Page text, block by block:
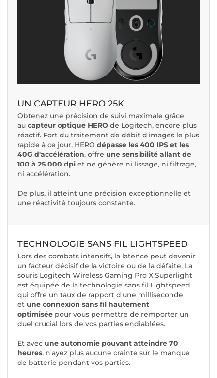
UN CAPTEUR HERO 25K
Obtenez une précision de suivi maximale grâce
au capteur optique HERO de Logitech, encore plus
réactif. Fort du traitement de débit d'images le plus
rapide à ce jour, HERO dépasse les 400 IPS et les
40G d'accélération, offre une sensibilité allant de
100 à 25 000 dpi et ne génère ni lissage, ni filtrage,
ni accélération.
De plus, il atteint une précision exceptionnelle et
une réactivité toujours constante.
TECHNOLOGIE SANS FIL LIGHTSPEED
Lors des combats intensifs, la latence peut devenir
un facteur décisif de la victoire ou de la défaite. La
souris Logitech Wireless Gaming Pro X Superlight
est équipée de la technologie sans fil Lightspeed
qui offre un taux de rapport d'une milliseconde
et une connexion sans fil hautement
optimisée pour vous permettre de remporter un
duel crucial lors de vos parties endiablées.
Et avec une autonomie pouvant atteindre 70
heures, n'ayez plus aucune crainte sur le manque
de batterie pendant vos parties.